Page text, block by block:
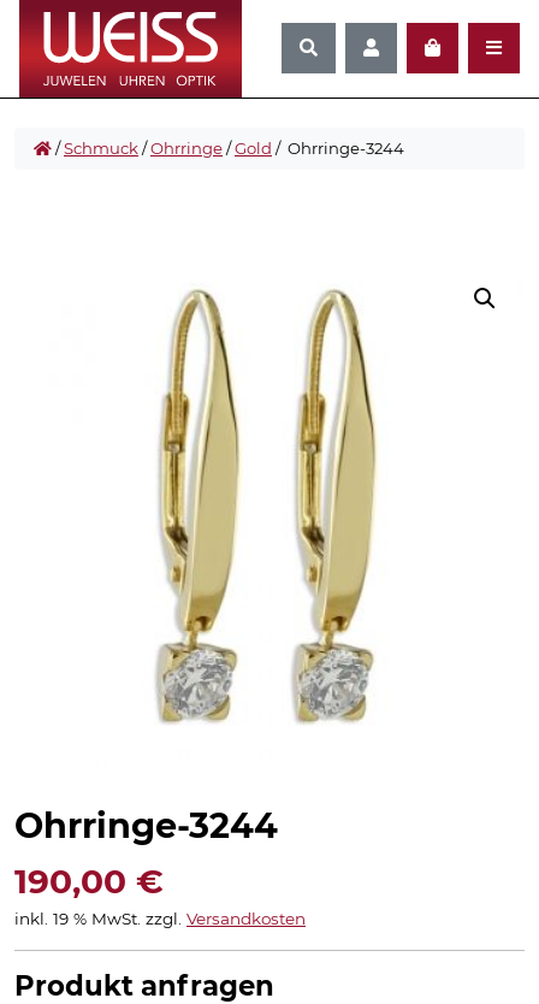
/Schmuck/Ohrringe/Gold / Ohrringe-3244
Ohrringe-3244
190,00 €
inkl. 19 % MwSt. zzgl. Versandkosten
Produkt anfragen